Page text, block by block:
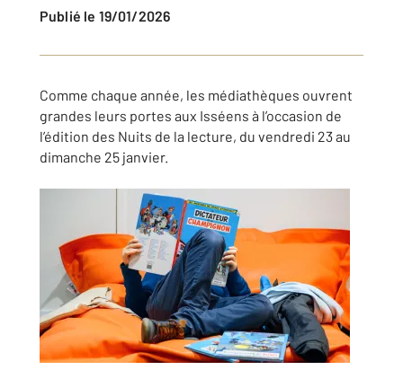
Publié le 19/01/2026
Comme chaque année, les médiathèques ouvrent
grandes leurs portes aux Isséens à l’occasion de
l’édition des Nuits de la lecture, du vendredi 23 au
dimanche 25 janvier.